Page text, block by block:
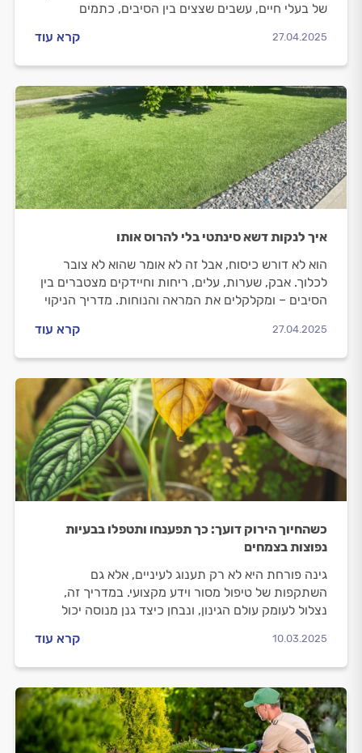
של בעלי חיים, עשבים שצצים בין הסיבים, כתמים
לפניכם המדריך
27.04.2025 קרא עוד
איך לנקות דשא סינתטי בלי להרוס אותו
הוא לא דורש כיסוח, אבל זה לא אומר שהוא לא צובר
לכלוך. אבק, שערות, עלים, ריחות וחיידקים מצטברים בין
הסיבים – ומקלקלים את המראה והנוחות. מדריך הניקוי
הרענן והתחושה הנעימה – בלי צורך להזמין חברת ניקיון
27.04.2025 קרא עוד
כשהחיוך הירוק דועך: כך תפענחו ותטפלו בבעיות
נפוצות בצמחים
גינה פורחת היא לא רק תענוג לעיניים, אלא גם
השתקפות של טיפול מסור וידע מקצועי. במדריך זה,
נצלול לעומק עולם הגינון, ונבחן כיצד גנן מנוסה יכול
מזיקים ועד לתחזוקה שוטפת.
10.03.2025 קרא עוד